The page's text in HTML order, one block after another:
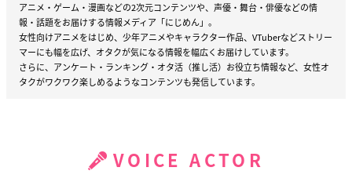
アニメ・ゲーム・漫画などの2次元コンテンツや、声優・舞台・俳優などの情
報・話題をお届けする情報メディア「にじめん」。
女性向けアニメをはじめ、少年アニメやキャラクター作品、VTuberなどストリー
マーにも幅を広げ、オタクが気になる情報を幅広くお届けしています。
さらに、アンケート・ランキング・オタ活（推し活）お役立ち情報など、女性オ
タクがワクワク楽しめるようなコンテンツも発信しています。
VOICE ACTOR